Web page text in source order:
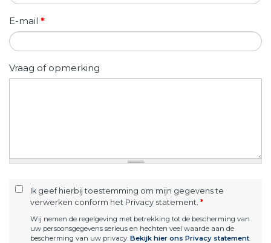
E-mail *
Vraag of opmerking
Ik geef hierbij toestemming om mijn gegevens te
verwerken conform het Privacy statement. *
Wij nemen de regelgeving met betrekking tot de bescherming van
uw persoonsgegevens serieus en hechten veel waarde aan de
bescherming van uw privacy. Bekijk hier ons Privacy statement